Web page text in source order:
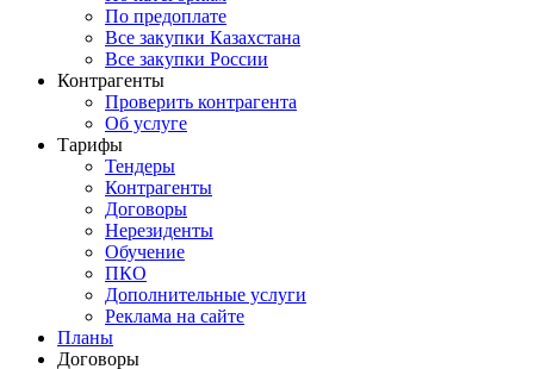
По предоплате
Все закупки Казахстана
Все закупки России
Контрагенты
Проверить контрагента
Об услуге
Тарифы
Тендеры
Контрагенты
Договоры
Нерезиденты
Обучение
ПКО
Дополнительные услуги
Реклама на сайте
Планы
Договоры